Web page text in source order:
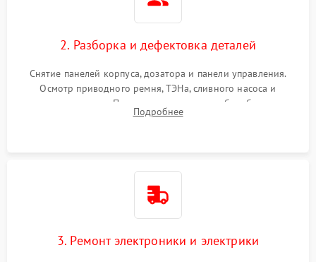
2. Разборка и дефектовка деталей
Снятие панелей корпуса, дозатора и панели управления.
Осмотр приводного ремня, ТЭНа, сливного насоса и
амортизаторов. Проверка подшипников барабана и
крестовины на износ, а манжеты люка на разрывы.
Подробнее
3. Ремонт электроники и электрики